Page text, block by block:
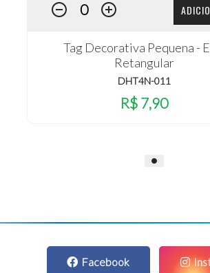
Tag Decorativa Pequena -
Retangular
DHT4N-011
R$ 7,90
Facebook